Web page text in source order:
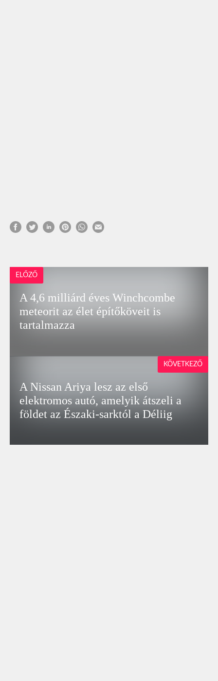
ELŐZŐ
A 4,6 milliárd éves Winchcombe
meteorit az élet építőköveit is
tartalmazza
A Nissan Ariya lesz az első
elektromos autó, amelyik átszeli a
földet az Északi-sarktól a Déliig
KÖVETKEZŐ